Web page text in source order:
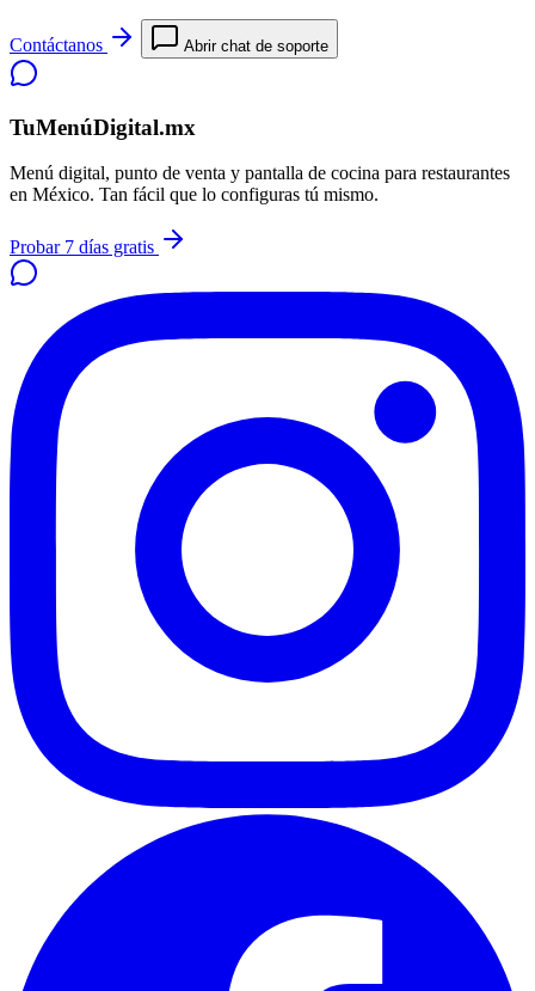
Contáctanos Abrir chat de soporte
TuMenúDigital.mx
Menú digital, punto de venta y pantalla de cocina para restaurantes
en México. Tan fácil que lo configuras tú mismo.
Probar 7 días gratis